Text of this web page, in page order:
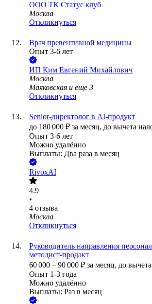
ООО ТК Статус клуб
Москва
Откликнуться
Врач превентивной медицины
Опыт 3-6 лет
ИП Ким Евгений Михайлович
Москва
Маяковская и еще 3
Откликнуться
Senior-директолог в AI-продукт
до 180 000 ₽ за месяц, до вычета
Опыт 3-6 лет
Можно удалённо
Выплаты: Два раза в месяц
RivoxAI
4.9
•
4 отзыва
Москва
Откликнуться
Руководитель направления
методист-продакт
60 000 – 90 000 ₽ за месяц, до
Опыт 1-3 года
Можно удалённо
Выплаты: Раз в месяц